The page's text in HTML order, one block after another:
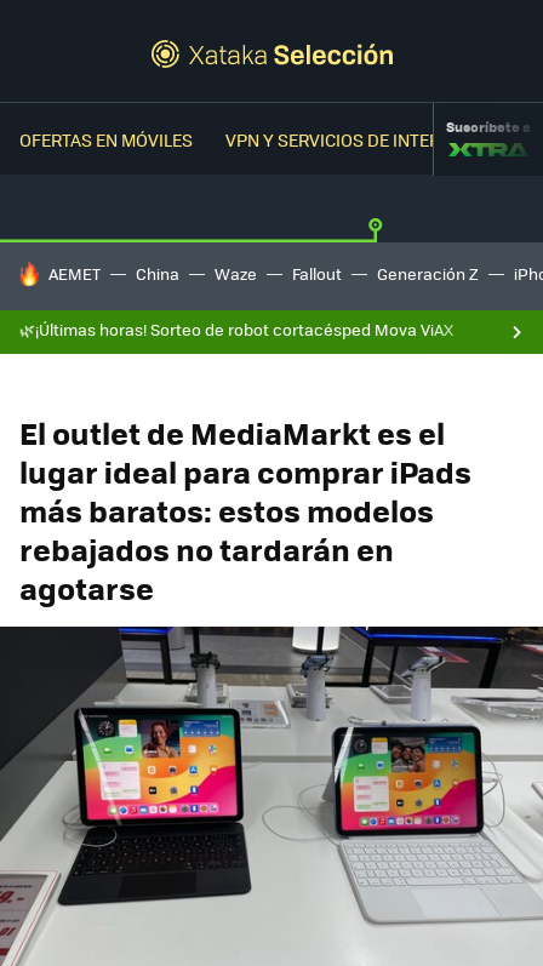
OFERTAS EN MÓVILES VPN Y SERVICIOS DE INTERNETSuscríbete a
HOY SE HABLA DE
AEMET China Waze Fallout Generación Z
🌿¡Últimas horas! Sorteo de robot cortacésped Mova ViAX
El outlet de MediaMarkt es el
lugar ideal para comprar iPads
más baratos: estos modelos
rebajados no tardarán en
agotarse